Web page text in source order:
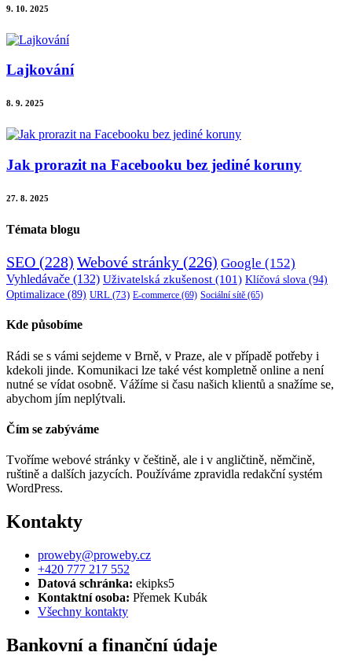
9. 10. 2025
Lajkování
8. 9. 2025
Jak prorazit na Facebooku bez jediné koruny
27. 8. 2025
Témata blogu
SEO (228) Webové stránky (226) Google (152)
Vyhledávače (132) Uživatelská zkušenost (101) Klíčová slova (94)
Optimalizace (89) URL (73) E-commerce (69) Sociální sítě (65)
Kde působíme
Rádi se s vámi sejdeme v Brně, v Praze, ale v případě potřeby i
kdekoli jinde. Komunikaci lze také vést kompletně online a není
nutné se vídat osobně. Vážíme si času našich klientů a snažíme se,
abychom jím neplýtvali.
Čím se zabýváme
Tvoříme webové stránky v češtině, ale i v angličtině, němčině,
ruštině a dalších jazycích. Používáme zpravidla redakční systém
WordPress.
Kontakty
proweby@proweby.cz
+420 777 217 552
Datová schránka: ekipks5
Kontaktní osoba: Přemek Kubák
Všechny kontakty
Bankovní a finanční údaje